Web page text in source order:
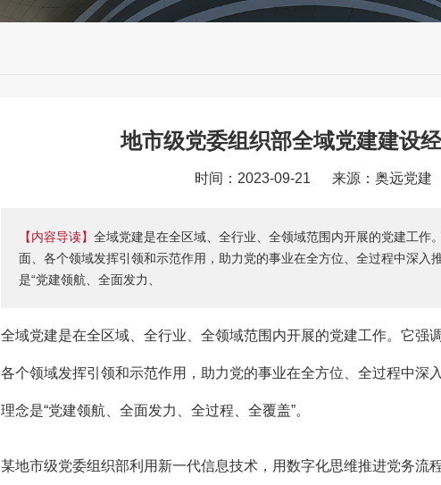
地市级党委组织部全域党建建设
时间：2023-09-21 来源：奥远党建
【内容导读】 全域党建是在全区域、全行业、全领域范围内开展的党建工作
面、各个领域发挥引领和示范作用，助力党的事业在全方位、全过程中深入
是“党建领航、全面发力、
全域党建是在全区域、全行业、全领域范围内开展的党建工作。它强
各个领域发挥引领和示范作用，助力党的事业在全方位、全过程中深入
理念是“党建领航、全面发力、全过程、全覆盖”。
某地市级党委组织部利用新一代信息技术，用数字化思维推进党务流